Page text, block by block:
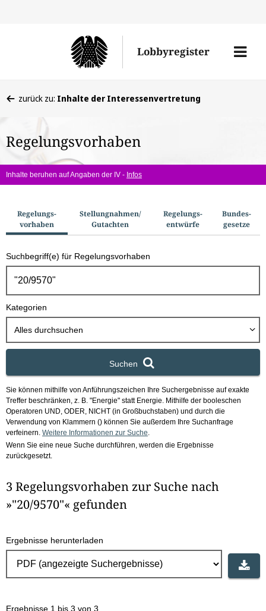
den
Lobbyregister
Menü
befinden
hier:
zurück zu: Inhalte der Interessenvertretung
Regelungsvorhaben
Inhalte beruhen auf Angaben der IV - Infos
u
c
h
o
Regelungs­
vorhaben
Stellungnahmen/​
Gutachten
Regelungs­
entwürfe
Bundes­
gesetze
Suchbegriff(e) für Regelungsvorhaben
Kategorien
Alles durchsuchen
Suchen
Sie können mithilfe von Anführungszeichen Ihre Suchergebnisse auf exakte
Treffer beschränken, z. B. "Energie" statt Energie. Mithilfe der booleschen
Operatoren UND, ODER, NICHT (in Großbuchstaben) und durch die
Verwendung von Klammern () können Sie außerdem Ihre Suchanfrage
verfeinern. Weitere Informationen zur Suche
Wenn Sie eine neue Suche durchführen, werden die Ergebnisse
zurückgesetzt.
3 Regelungsvorhaben zur Suche nach
»"20/9570"« gefunden
Ergebnisse herunterladen
Ergebnisse 1 bis 3 von 3